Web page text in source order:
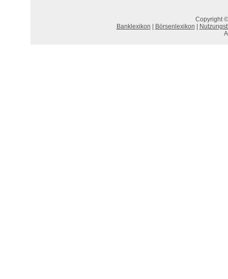
Copyright
Banklexikon
Börsenlexikon